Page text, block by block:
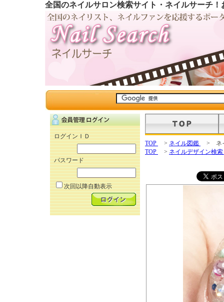
全国のネイルサロン検索サイト・ネイルサーチ
ログインＩＤ
パスワード
次回以降自動表示
TOP > ネイル図鑑
> ネ
TOP
> ネイルデザイン検索